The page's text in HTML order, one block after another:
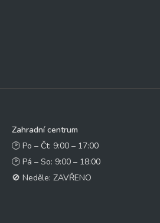
Zahradní centrum
🕑 Po – Čt: 9:00 – 17:00
🕑 Pá – So: 9:00 – 18:00
🚫 Neděle: ZAVŘENO